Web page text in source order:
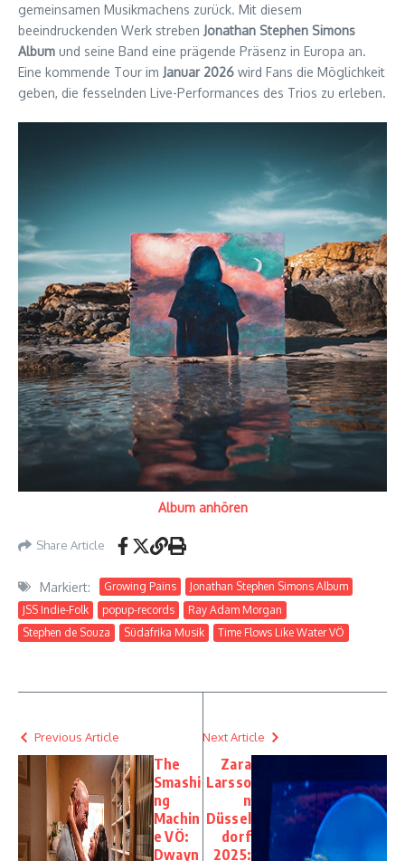
gemeinsamen Musikmachens zurück. Mit diesem
beeindruckenden Werk streben Jonathan Stephen Simons
Album und seine Band eine prägende Präsenz in Europa an.
Eine kommende Tour im Januar 2026 wird Fans die Möglichkeit
geben, die fesselnden Live-Performances des Trios zu erleben.
Album anhören
Share Article
Markiert: Growing Pains
Jonathan Stephen Simons Album
JSS Indie-Folk
popup-records
Ray Adam Morgan
Stephen de Souza
Südafrika Musik Time Flows Like Water VÖ
Previous Article
The
Smashi
ng
Machin
e VÖ:
Dwayn
Next Article
Zara
Larsso
n
Düssel
dorf
2025: